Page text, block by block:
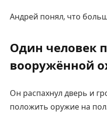
Андрей понял, что
Один человек
вооружённой
Он распахнул дверь и
положить оружие на